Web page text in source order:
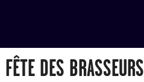
FÊTE DES BRASSEURS